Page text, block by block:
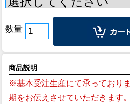
数量
商品説明
※基本受注生産にて承っており
期をお伝えさせていただきます。